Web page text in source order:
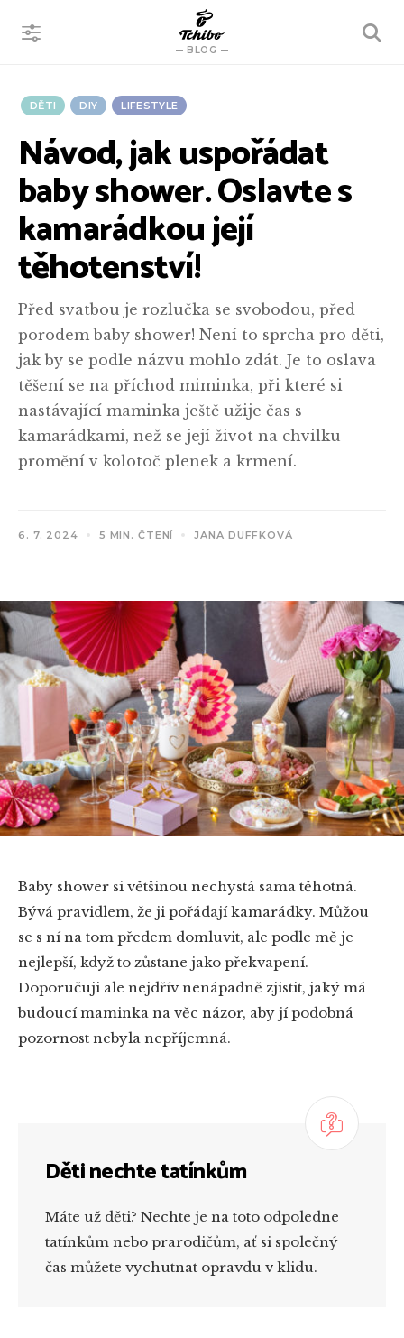
BLOG
VYHLEDÁVÁNÍ
DĚTI DIY LIFESTYLE
Návod, jak uspořádat
baby shower. Oslavte s
kamarádkou její
těhotenství!
Před svatbou je rozlučka se svobodou, před
porodem baby shower! Není to sprcha pro děti,
jak by se podle názvu mohlo zdát. Je to oslava
těšení se na příchod miminka, při které si
nastávající maminka ještě užije čas s
kamarádkami, než se její život na chvilku
promění v kolotoč plenek a krmení.
6. 7. 2024 5 MIN. ČTENÍ JANA DUFFKOVÁ
Baby shower si většinou nechystá sama těhotná.
Bývá pravidlem, že ji pořádají kamarádky. Můžou
se s ní na tom předem domluvit, ale podle mě je
nejlepší, když to zůstane jako překvapení.
Doporučuji ale nejdřív nenápadně zjistit, jaký má
budoucí maminka na věc názor, aby jí podobná
pozornost nebyla nepříjemná.
Děti nechte tatínkům
Máte už děti? Nechte je na toto odpoledne
tatínkům nebo prarodičům, ať si společný
čas můžete vychutnat opravdu v klidu.